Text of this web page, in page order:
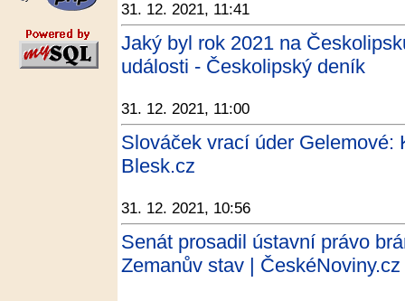
31. 12. 2021, 11:41
Jaký byl rok 2021 na
události - Českolipský deník
31. 12. 2021, 11:00
Slováček vrací úder Gelemové:
Blesk.cz
31. 12. 2021, 10:56
Senát prosadil ústavní právo
Zemanův stav |